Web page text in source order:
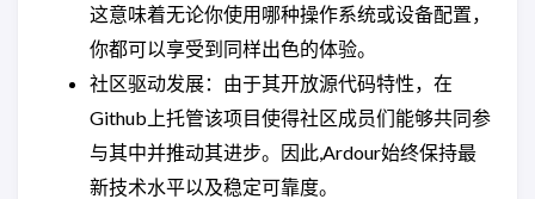
这意味着无论你使用哪种操作系统或设备配置，
你都可以享受到同样出色的体验。
社区驱动发展：由于其开放源代码特性，在
Github上托管该项目使得社区成员们能够共同参
与其中并推动其进步。因此,Ardour始终保持最
新技术水平以及稳定可靠度。